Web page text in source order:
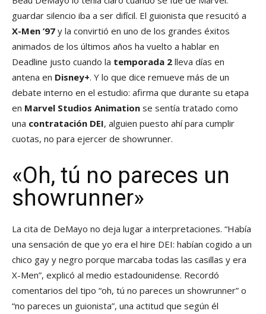
guardar silencio iba a ser difícil. El guionista que resucitó a
X-Men ’97 y la convirtió en uno de los grandes éxitos
animados de los últimos años ha vuelto a hablar en
Deadline justo cuando la temporada 2 lleva días en
antena en Disney+. Y lo que dice remueve más de un
debate interno en el estudio: afirma que durante su etapa
en Marvel Studios Animation se sentía tratado como
una contratación DEI, alguien puesto ahí para cumplir
cuotas, no para ejercer de showrunner.
«Oh, tú no pareces un
showrunner»
La cita de DeMayo no deja lugar a interpretaciones. “Había
una sensación de que yo era el hire DEI: habían cogido a un
chico gay y negro porque marcaba todas las casillas y era
X-Men”, explicó al medio estadounidense. Recordó
comentarios del tipo “oh, tú no pareces un showrunner” o
“no pareces un guionista”, una actitud que según él